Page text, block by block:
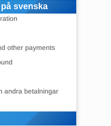
svenska
other payments
andra betalningar